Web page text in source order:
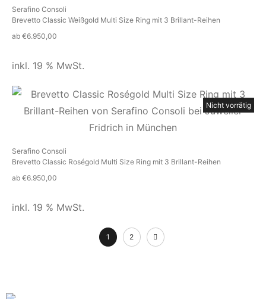
Serafino Consoli
Brevetto Classic Weißgold Multi Size Ring mit 3 Brillant-Reihen
ab €6.950,00
inkl. 19 % MwSt.
Nicht vorrätig
Serafino Consoli
Brevetto Classic Roségold Multi Size Ring mit 3 Brillant-Reihen
ab €6.950,00
inkl. 19 % MwSt.
1 2